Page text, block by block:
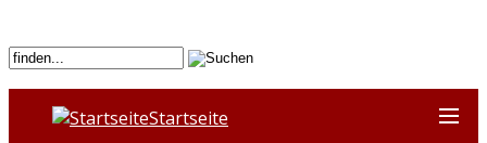
Startseite